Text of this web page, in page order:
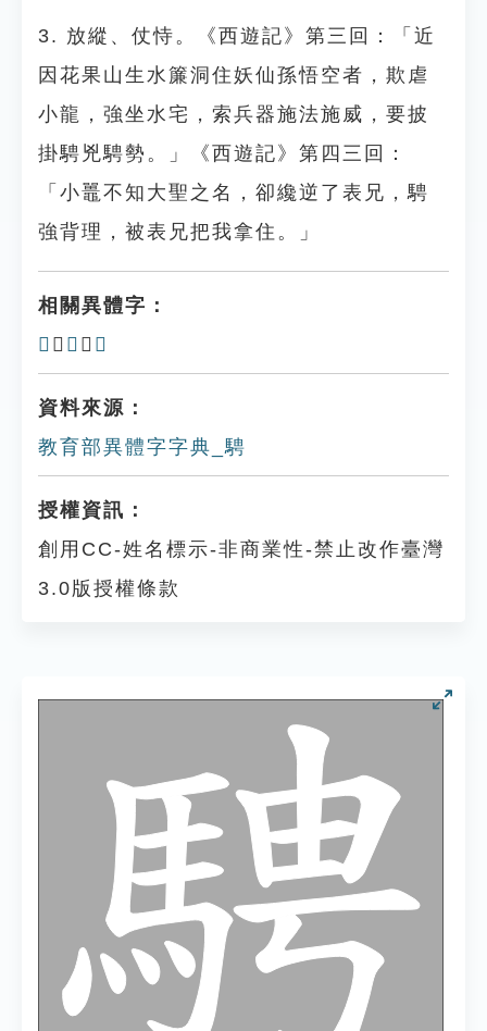
3. 放縱、仗恃。《西遊記》第三回：「近
因花果山生水簾洞住妖仙孫悟空者，欺虐
小龍，強坐水宅，索兵器施法施威，要披
掛騁兇騁勢。」《西遊記》第四三回：
「小鼉不知大聖之名，卻纔逆了表兄，騁
強背理，被表兄把我拿住。」
相關異體字：
𩢆 、 𩧢 、 𩣁
資料來源：
教育部異體字字典_騁
授權資訊：
創用CC-姓名標示-非商業性-禁止改作臺灣
3.0版授權條款